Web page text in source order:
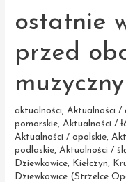
ostatnie
przed
aktualności,Aktualności /
pomorskie,Aktualności /
Aktualności / opolskie,
podlaskie,Aktualności /
Dziewkowice, Kiełczyn,
Dziewkowice (Strzelce